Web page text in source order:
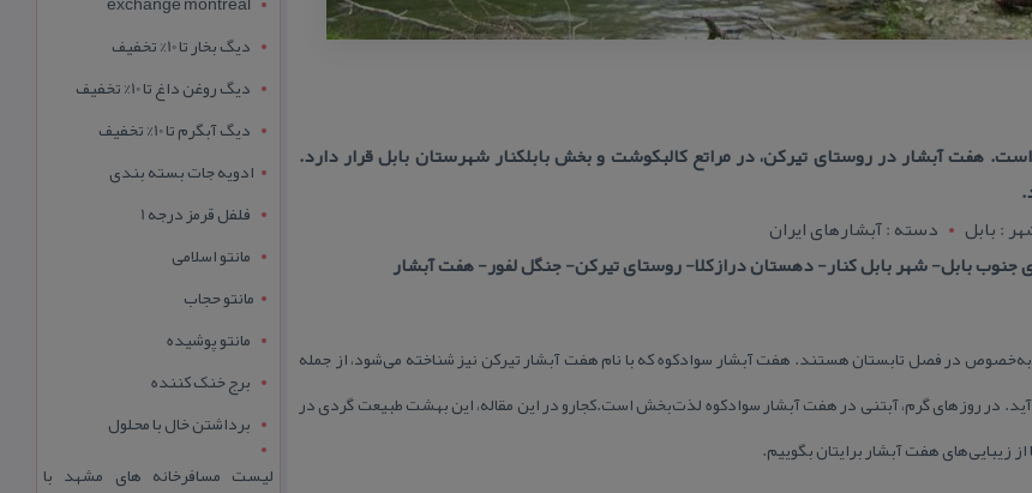
هفت آبشار در روستای تیركن، در مراتع كالبكوشت و بخش بابلكنار شهرستان بابل قرار دارد.
: بابل
دسته : آبشارهای ایران
به‌خصوص در فصل تابستان هستند. هفت آبشار سوادكوه كه با نام هفت آبشار تیركن نیز شناخته می‌شود، از جمله
در روزهای گرم، آبتنی در هفت آبشار سوادكوه لذت‌بخش است.كجارو در این مقاله، این بهشت طبیعت گردی در
از زیبایی‌های هفت آبشار برایتان بگوییم.
دیگ بخار تا 10% تخفیف
دیگ روغن داغ تا 10% تخفیف
دیگ آبگرم تا 10% تخفیف
ادویه جات بسته بندی
فلفل قرمز درجه 1
مانتو اسلامی
مانتو حجاب
مانتو پوشیده
برج خنک کننده
برداشتن خال با محلول
لیست مسافرخانه های مشهد با